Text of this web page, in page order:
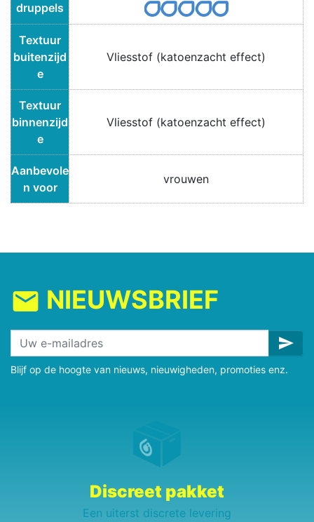
druppels
Textuur
buitenzijd
e
Vliesstof (katoenzacht effect)
Textuur
binnenzijd
e
Vliesstof (katoenzacht effect)
Aanbevole
n voor
vrouwen
mail NIEUWSBRIEF
send
Blijf op de hoogte van nieuws, nieuwigheden, promoties enz.
Discreet pakket
Een uiterst discrete levering